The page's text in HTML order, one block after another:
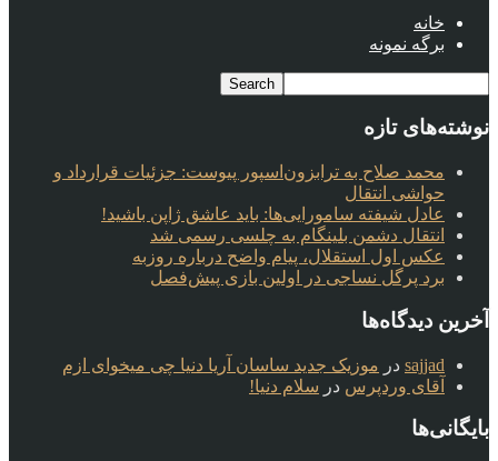
خانه
برگه نمونه
نوشته‌های تازه
محمد صلاح به ترابزون‌اسپور پیوست: جزئیات قرارداد و
حواشی انتقال
عادل شیفته سامورایی‌ها: باید عاشق ژاپن باشید!
انتقال دشمن بلینگام به چلسی رسمی شد
عکس اول استقلال، پیام واضح درباره روزبه
برد پرگل نساجی در اولین بازی پیش‌فصل
آخرین دیدگاه‌ها
sajjad در موزیک جدید ساسان آریا دنیا چی میخوای ازم
آقای وردپرس در سلام دنیا!
بایگانی‌ها